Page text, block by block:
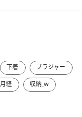
下着
ブラジャー
月経
収納_w